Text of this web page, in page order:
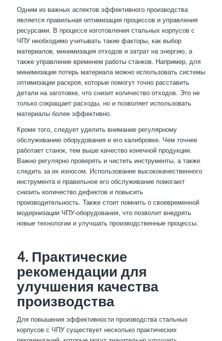
Одним из важных аспектов эффективного производства
является правильная оптимизация процессов и управления
ресурсами. В процессе изготовления стальных корпусов с
ЧПУ необходимо учитывать такие факторы, как выбор
материалов, минимизация отходов и затрат на энергию, а
также управление временем работы станков. Например, для
минимизации потерь материала можно использовать системы
оптимизации раскроя, которые помогут точно расставить
детали на заготовке, что снизит количество отходов. Это не
только сокращает расходы, но и позволяет использовать
материалы более эффективно.
Кроме того, следует уделить внимание регулярному
обслуживанию оборудования и его калибровке. Чем точнее
работает станок, тем выше качество конечной продукции.
Важно регулярно проверять и чистить инструменты, а также
следить за их износом. Использование высококачественного
инструмента и правильное его обслуживание помогают
снизить количество дефектов и повысить
производительность. Также стоит помнить о своевременной
модернизации ЧПУ-оборудования, что позволит внедрять
новые технологии и улучшать производственные процессы.
4. Практические
рекомендации для
улучшения качества
производства
Для повышения эффективности производства стальных
корпусов с ЧПУ существует несколько практических